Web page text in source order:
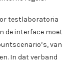
testlaboratoria
de interface moet
van
In dat verband